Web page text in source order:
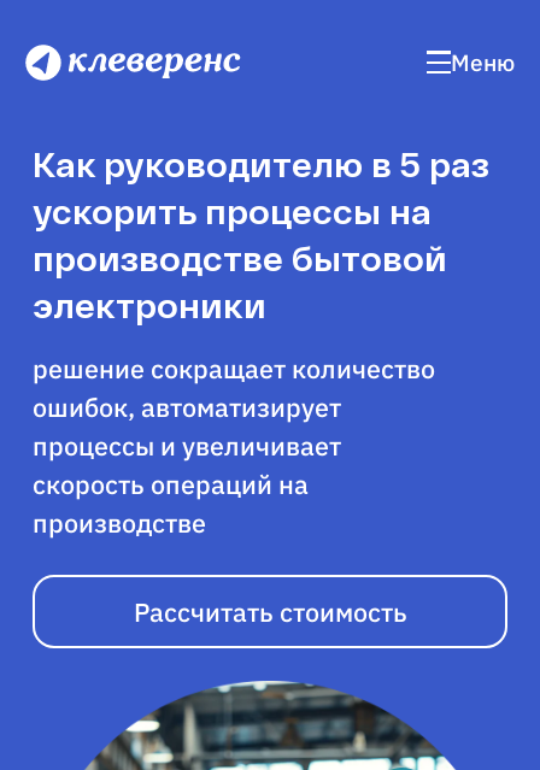
Меню
Как руководителю в 5 раз
ускорить процессы на
производстве бытовой
электроники
решение сокращает количество
ошибок, автоматизирует
процессы и увеличивает
скорость операций на
производстве
Рассчитать стоимость